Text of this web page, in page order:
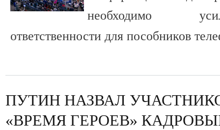
необходимо
ответственности для пособников
ПУТИН НАЗВАЛ
«ВРЕМЯ ГЕРОЕВ»